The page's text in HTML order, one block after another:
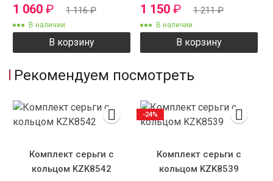
1 060 ₽ 1 116₽
В наличии
В корзину
1 150 ₽ 1 211₽
В наличии
В корзину
Рекомендуем посмотреть
Комплект серьги с
кольцом KZK8542
Комплект серьги с
кольцом KZK8539
-24%